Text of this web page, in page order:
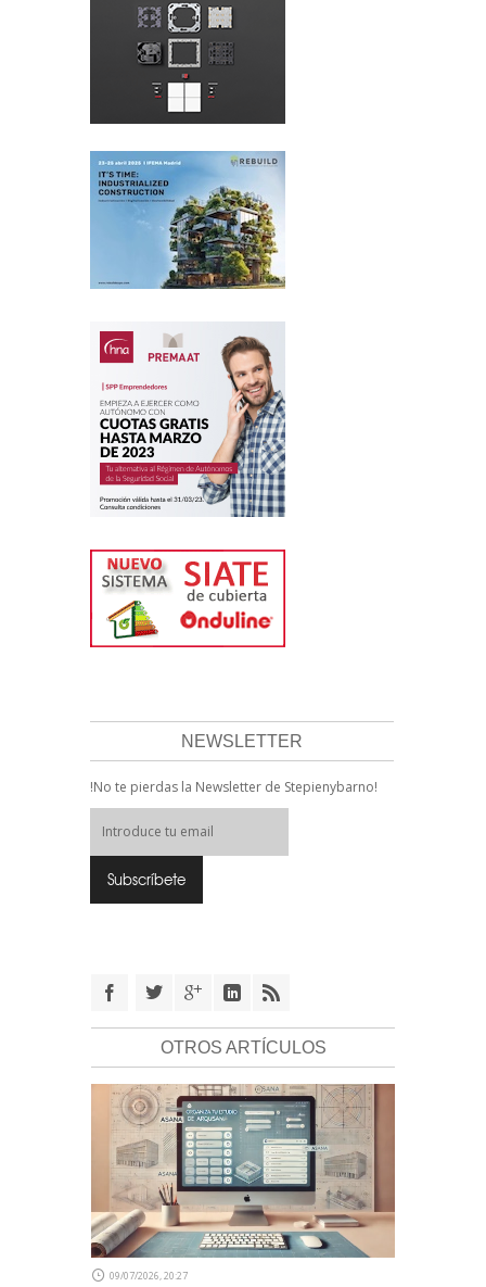
NEWSLETTER
!No te pierdas la Newsletter de Stepienybarno!
OTROS ARTÍCULOS
09/07/2026, 20:27